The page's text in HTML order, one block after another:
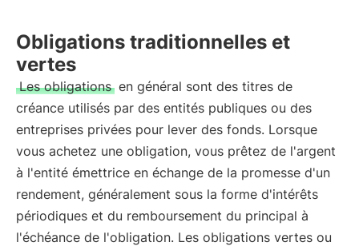
Obligations traditionnelles et
vertes
Les obligations en général sont des titres de
créance utilisés par des entités publiques ou des
entreprises privées pour lever des fonds. Lorsque
vous achetez une obligation, vous prêtez de l'argent
à l'entité émettrice en échange de la promesse d'un
rendement, généralement sous la forme d'intérêts
périodiques et du remboursement du principal à
l'échéance de l'obligation. Les obligations vertes ou